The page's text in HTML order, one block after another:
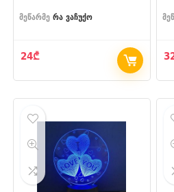
მეწარმე რა ვაჩუქო
24₾